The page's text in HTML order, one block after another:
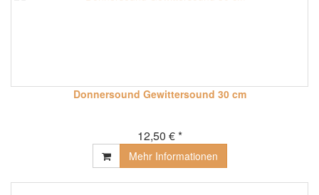
Donnersound Gewittersound 30 cm
12,50 € *
Mehr Informationen